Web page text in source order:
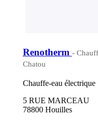
Renotherm -
Chatou
Chauffe-eau électrique
5 RUE MARCEAU
78800 Houilles